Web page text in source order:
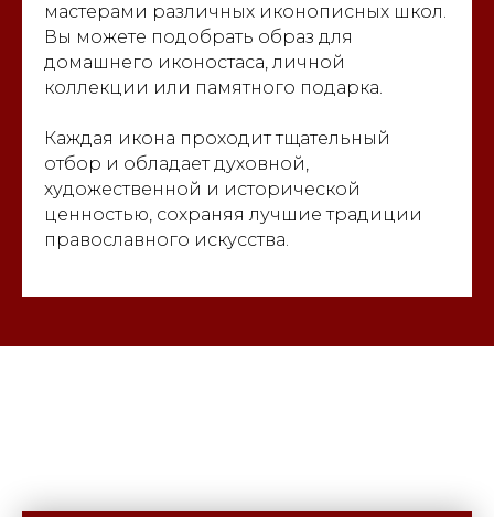
мастерами различных иконописных школ.
Вы можете подобрать образ для
домашнего иконостаса, личной
коллекции или памятного подарка.
Каждая икона проходит тщательный
отбор и обладает духовной,
художественной и исторической
ценностью, сохраняя лучшие традиции
православного искусства.